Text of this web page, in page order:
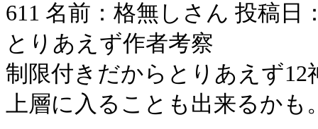
611 名前：格無しさん 投稿日
とりあえず作者考察
制限付きだからとりあえず
上層に入ることも出来るかも